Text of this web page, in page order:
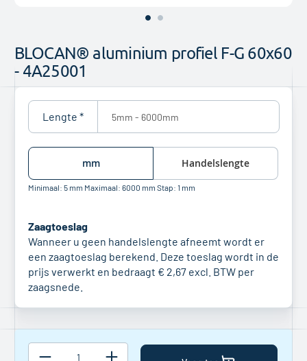
naar
het
begin
van
afbeeldingen-
gallerij
BLOCAN® aluminium profiel F-G 60x60
- 4A25001
Lengte *
mm Handelslengte
Minimaal: 5 mm Maximaal: 6000 mm Stap: 1 mm
Zaagtoeslag
Wanneer u geen handelslengte afneemt wordt er
een zaagtoeslag berekend. Deze toeslag wordt in de
prijs verwerkt en bedraagt € 2,67 excl. BTW per
zaagsnede.